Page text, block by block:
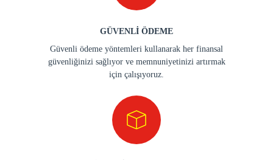
GÜVENLİ ÖDEME
Güvenli ödeme yöntemleri kullanarak her finansal
güvenliğinizi sağlıyor ve memnuniyetinizi artırmak
için çalışıyoruz.